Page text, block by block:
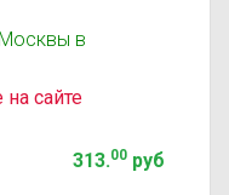
в
на сайте
313.00руб